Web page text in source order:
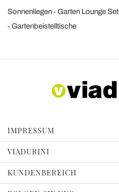
Sonnenliegen Garten Lounge Set
Gartenbeistelltische
IMPRESSUM
VIADURINI
KUNDENBEREICH